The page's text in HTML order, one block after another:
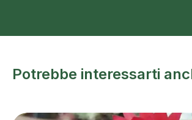
Potrebbe interessarti